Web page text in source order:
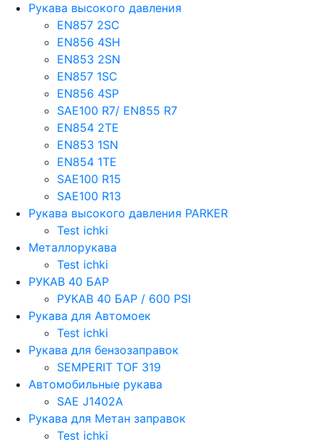
Рукава высокого давления
EN857 2SС
EN856 4SH
EN853 2SN
EN857 1SC
EN856 4SP
SAE100 R7/ EN855 R7
EN854 2TE
EN853 1SN
EN854 1TE
SAE100 R15
SAE100 R13
Рукава высокого давления PARKER
Test ichki
Металлорукава
Test ichki
РУКАВ 40 БАР
РУКАВ 40 БАР / 600 PSI
Рукава для Автомоек
Test ichki
Рукава для бензозаправок
SEMPERIT TOF 319
Автомобильные рукава
SAE J1402A
Рукава для Метан заправок
Test ichki